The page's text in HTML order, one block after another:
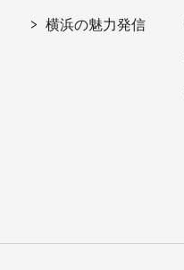
横浜の魅力発信